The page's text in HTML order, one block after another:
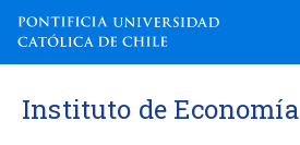
Instituto de Economía